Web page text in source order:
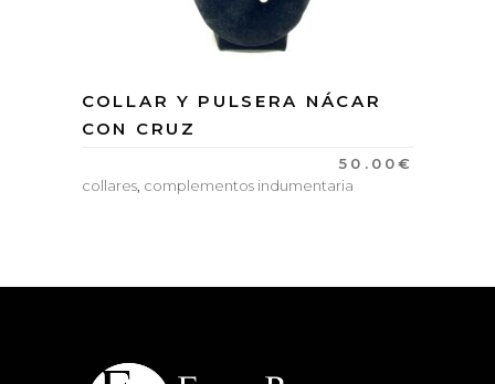
COLLAR Y PULSERA NÁCAR
CON CRUZ
50.00€
collares, complementos indumentaria